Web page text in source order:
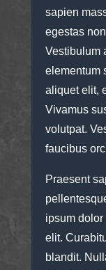
sapien
egestas
Vestibulum
elementum
aliquet elit,
Vivamus
volutpat.
faucibus
Praesent
ipsum
elit.
blandit.